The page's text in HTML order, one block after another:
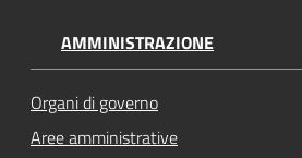
AMMINISTRAZIONE
Organi di governo
Aree amministrative